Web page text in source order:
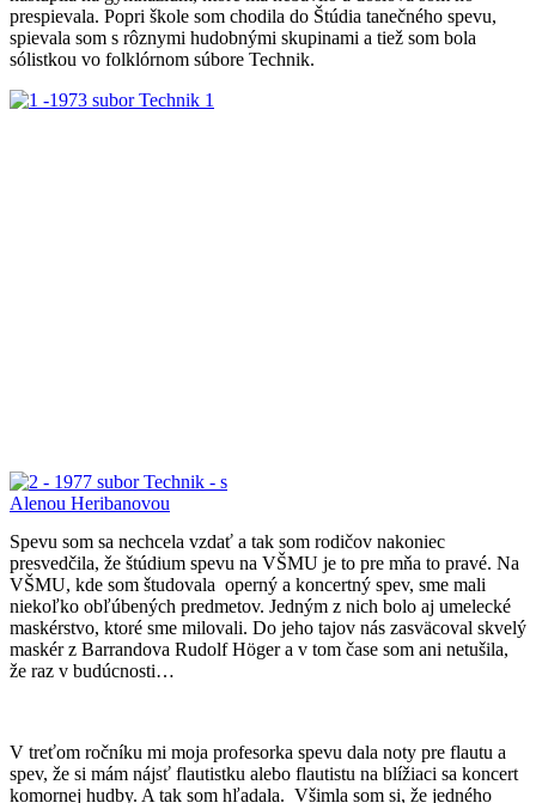
prespievala. Popri škole som chodila do Štúdia tanečného spevu,
spievala som s rôznymi hudobnými skupinami a tiež som bola
sólistkou vo folklórnom súbore Technik.
Spevu som sa nechcela vzdať a tak som rodičov nakoniec
presvedčila, že štúdium spevu na VŠMU je to pre mňa to pravé. Na
VŠMU, kde som študovala operný a koncertný spev, sme mali
niekoľko obľúbených predmetov. Jedným z nich bolo aj umelecké
maskérstvo, ktoré sme milovali. Do jeho tajov nás zasväcoval skvelý
maskér z Barrandova Rudolf Höger a v tom čase som ani netušila,
že raz v budúcnosti…
V treťom ročníku mi moja profesorka spevu dala noty pre flautu a
spev, že si mám nájsť flautistku alebo flautistu na blížiaci sa koncert
komornej hudby. A tak som hľadala. Všimla som si, že jedného